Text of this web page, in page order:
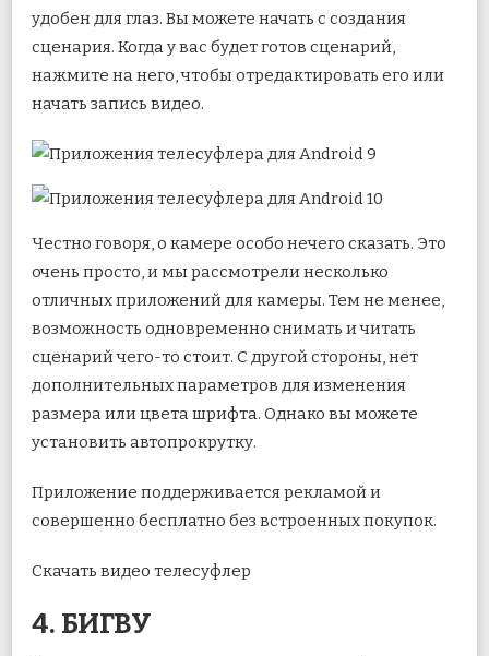
удобен для глаз. Вы можете начать с создания
сценария. Когда у вас будет готов сценарий,
нажмите на него, чтобы отредактировать его или
начать запись видео.
Честно говоря, о камере особо нечего сказать. Это
очень просто, и мы рассмотрели несколько
отличных приложений для камеры. Тем не менее,
возможность одновременно снимать и читать
сценарий чего-то стоит. С другой стороны, нет
дополнительных параметров для изменения
размера или цвета шрифта. Однако вы можете
установить автопрокрутку.
Приложение поддерживается рекламой и
совершенно бесплатно без встроенных покупок.
Скачать видео телесуфлер
4. БИГВУ